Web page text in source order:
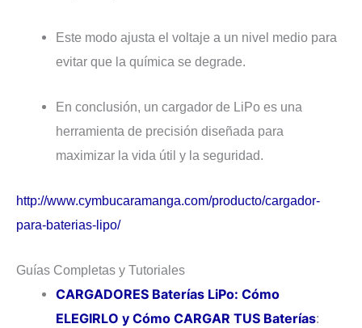
Este modo ajusta el voltaje a un nivel medio para
evitar que la química se degrade.
En conclusión, un cargador de LiPo es una
herramienta de precisión diseñada para
maximizar la vida útil y la seguridad.
http://www.cymbucaramanga.com/producto/cargador-
para-baterias-lipo/
Guías Completas y Tutoriales
CARGADORES Baterías LiPo: Cómo
ELEGIRLO y Cómo CARGAR TUS Baterías: